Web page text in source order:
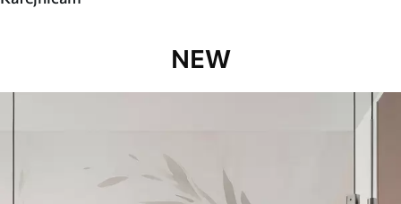
NEW